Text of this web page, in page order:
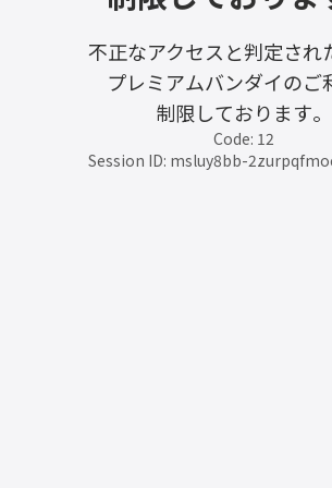
不正なアクセスと判定され
プレミアムバンダイのご
制限しております。
Code: 12
Session ID: msluy8bb-